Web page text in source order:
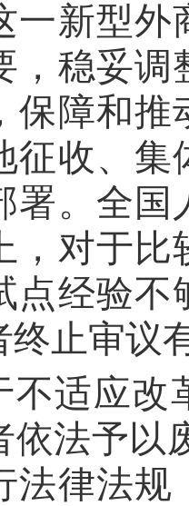
一新型
，稳妥调
保障和
征收、
署。全国
，对于比
点经验不
终止审议
不适应改
依法予以
法律法规